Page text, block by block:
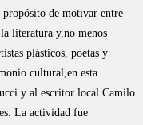
de motivar entre
literatura y,no menos
plásticos, poetas y
cultural,en esta
y al escritor local Camilo
La actividad fue